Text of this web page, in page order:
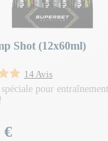
Shot (12x60ml)
14 Avis
pour
€